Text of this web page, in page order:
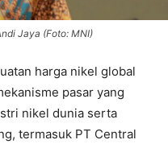
Jaya (Foto: MNI)
harga nikel global
pasar yang
nikel dunia serta
termasuk PT Central